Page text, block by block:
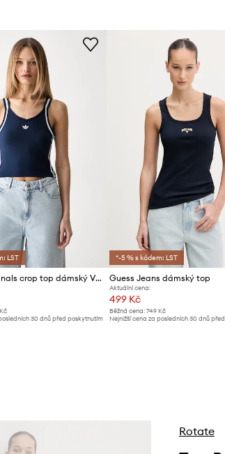
LST
adidas Originals crop top dámský Vintage
30 dnů před poskytnutím
*-5 % s kódem: LST
Guess Jeans dámský top
Aktuální cena:
499 Kč
Běžná cena: 749 Kč
Nejnižší cena za posledních 30 dnů
Rotate